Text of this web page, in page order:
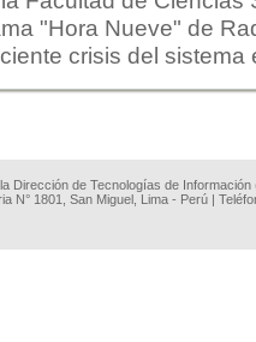
"Hora Nueve" de
crisis del sistema
Dirección de Tecnologías de
N° 1801, San Miguel, Lima - Perú |